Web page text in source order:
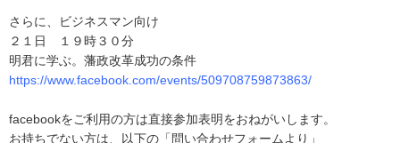
さらに、ビジネスマン向け
２１日 １９時３０分
明君に学ぶ。藩政改革成功の条件
https://www.facebook.com/events/509708759873863/
facebookをご利用の方は直接参加表明をおねがいします。
お持ちでない方は、以下の「問い合わせフォームより」